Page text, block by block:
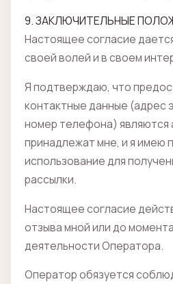
9. ЗАКЛЮЧИТЕЛЬНЫЕ
Настоящее согласие
своей волей и в своем
Я подтверждаю, что
контактные данные (адрес
номер телефона) являются
принадлежат мне, и я имею
использование для
рассылки.
Настоящее согласие
отзыва мной или до
деятельности Оператора.
Оператор обязуется